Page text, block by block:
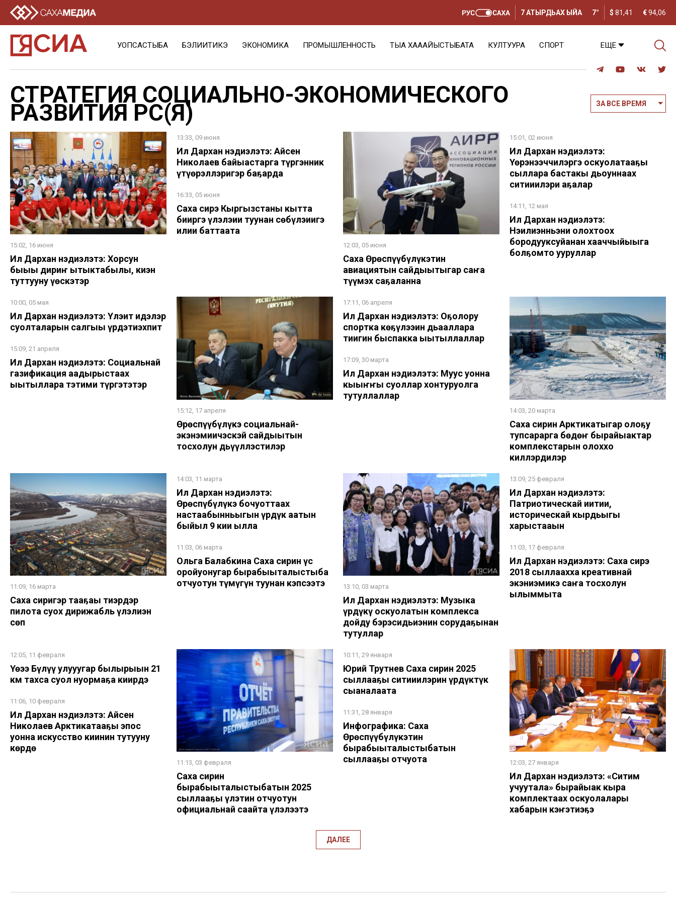
7 АТЫРДЬАХ ЫЙА 7° $ 81,41 €94,06
УОПСАСТЫБА БЭЛИИТИКЭ ЭКОНОМИКА ПРОМЫШЛЕННОСТЬ ТЫА ХАҺААЙЫСТЫБАТА КУЛТУУРА СПОРТ ЕЩЕ
СТРАТЕГИЯ СОЦИАЛЬНО-ЭКОНОМИЧЕСКОГО
РАЗВИТИЯ РС(Я) ЗА ВСЕ ВРЕМЯ
15:02, 16 июня
Ил Дархан нэдиэлэтэ: Хорсун
быһыы дириҥ ытыктабылы, киэн
туттууну үөскэтэр
13:33, 09 июня
Ил Дархан нэдиэлэтэ: Айсен
Николаев байыастарга түргэнник
үтүөрэллэригэр баҕарда
16:33, 05 июня
Саха сирэ Кыргызстаны кытта
бииргэ үлэлэһии туһунан сөбүлэһиигэ
илии баттаата
12:03, 05 июня
Саха Өрөспүүбүлүкэтин
авиациятын сайдыытыгар саҥа
түһүмэх саҕаланна
15:01, 02 июня
Ил Дархан нэдиэлэтэ:
Үөрэнээччилэргэ оскуолатааҕы
сыллара бастакы дьоһуннаах
ситиһиилэри аҕалар
14:11, 12 мая
Ил Дархан нэдиэлэтэ:
Нэһилиэнньэни олохтоох
бородууксуйанан хааччыйыыга
болҕомто ууруллар
10:00, 05 мая
Ил Дархан нэдиэлэтэ: Үлэһит идэлэр
суолталарын салгыы үрдэтиэхпит
15:09, 21 апреля
Ил Дархан нэдиэлэтэ: Социальнай
газификация аадырыстаах
ыытыллара тэтими түргэтэтэр
15:12, 17 апреля
Өрөспүүбүлүкэ социальнай-
экэнэмиичэскэй сайдыытын
тосхолун дьүүллэстилэр
17:11, 06 апреля
Ил Дархан нэдиэлэтэ: Оҕолору
спортка көҕүлээһин дьаһаллара
тиһигин быспакка ыытыллаллар
17:09, 30 марта
Ил Дархан нэдиэлэтэ: Муус уонна
кыһыҥҥы суоллар хонтуруолга
тутуллаллар
14:03, 20 марта
Саха сирин Арктикатыгар олоҕу
тупсарарга бөдөҥ бырайыактар
комплекстарын олоххо
киллэрдилэр
11:09, 16 марта
Саха сиригэр таһаҕаһы тиэрдэр
пилота суох дирижабль үлэлиэн
сөп
14:03, 11 марта
Ил Дархан нэдиэлэтэ:
Өрөспүбүлүкэ бочуоттаах
настаабынньыгын үрдүк аатын
быйыл 9 киһи ылла
11:03, 06 марта
Ольга Балабкина Саха сирин үс
оройуонугар бырабыыталыстыба
отчуотун түмүгүн туһунан кэпсээтэ
13:10, 03 марта
Ил Дархан нэдиэлэтэ: Музыка
үрдүкү оскуолатын комплекса
дойду бэрэсидьиэнин сорудаҕынан
тутуллар
13:09, 25 февраля
Ил Дархан нэдиэлэтэ:
Патриотическай иитии,
историческай кырдьыгы
харыстааһын
11:03, 17 февраля
Ил Дархан нэдиэлэтэ: Саха сирэ
2018 сыллаахха креативнай
экэниэмикэ саҥа тосхолун
ылыммыта
12:05, 11 февраля
Үөһээ Бүлүү улууһугар былырыын 21
км тахса суол нуормаҕа киирдэ
11:06, 10 февраля
Ил Дархан нэдиэлэтэ: Айсен
Николаев Арктикатааҕы эпос
уонна искусство киинин тутууну
көрдө
11:13, 03 февраля
Саха сирин
бырабыыталыстыбатын 2025
сыллааҕы үлэтин отчуотун
официальнай саайта үлэлээтэ
10:11, 29 января
Юрий Трутнев Саха сирин 2025
сыллааҕы ситиһиилэрин үрдүктүк
сыаналаата
11:31, 28 января
Инфографика: Саха
Өрөспүүбүлүкэтин
бырабыыталыстыбатын
сыллааҕы отчуота
12:03, 27 января
Ил Дархан нэдиэлэтэ: «Ситим
учуутала» бырайыак кыра
комплектаах оскуолалары
хабарын кэҥэтиэҕэ
ДАЛЕЕ